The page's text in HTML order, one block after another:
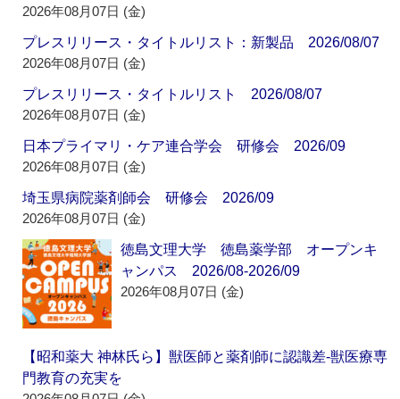
2026年08月07日 (金)
プレスリリース・タイトルリスト：新製品 2026/08/07
2026年08月07日 (金)
プレスリリース・タイトルリスト 2026/08/07
2026年08月07日 (金)
日本プライマリ・ケア連合学会 研修会 2026/09
2026年08月07日 (金)
埼玉県病院薬剤師会 研修会 2026/09
2026年08月07日 (金)
徳島文理大学 徳島薬学部 オープンキ
ャンパス 2026/08-2026/09
2026年08月07日 (金)
【昭和薬大 神林氏ら】獣医師と薬剤師に認識差‐獣医療専
門教育の充実を